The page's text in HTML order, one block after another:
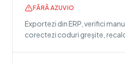
FĂRĂ AZUVIO
Exportezi din ERP, verifici
corectezi coduri greșite,